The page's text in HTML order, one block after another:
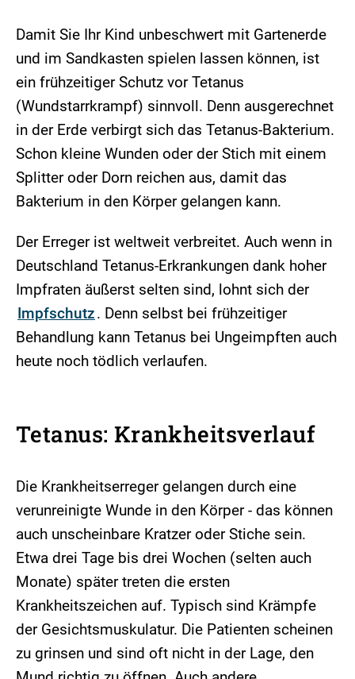
Damit Sie Ihr Kind unbeschwert mit Gartenerde
und im Sandkasten spielen lassen können, ist
ein frühzeitiger Schutz vor Tetanus
(Wundstarrkrampf) sinnvoll. Denn ausgerechnet
in der Erde verbirgt sich das Tetanus-Bakterium.
Schon kleine Wunden oder der Stich mit einem
Splitter oder Dorn reichen aus, damit das
Bakterium in den Körper gelangen kann.
Der Erreger ist weltweit verbreitet. Auch wenn in
Deutschland Tetanus-Erkrankungen dank hoher
Impfraten äußerst selten sind, lohnt sich der
Impfschutz. Denn selbst bei frühzeitiger
Behandlung kann Tetanus bei Ungeimpften auch
heute noch tödlich verlaufen.
Tetanus: Krankheitsverlauf
Die Krankheitserreger gelangen durch eine
verunreinigte Wunde in den Körper - das können
auch unscheinbare Kratzer oder Stiche sein.
Etwa drei Tage bis drei Wochen (selten auch
Monate) später treten die ersten
Krankheitszeichen auf. Typisch sind Krämpfe
der Gesichtsmuskulatur. Die Patienten scheinen
zu grinsen und sind oft nicht in der Lage, den